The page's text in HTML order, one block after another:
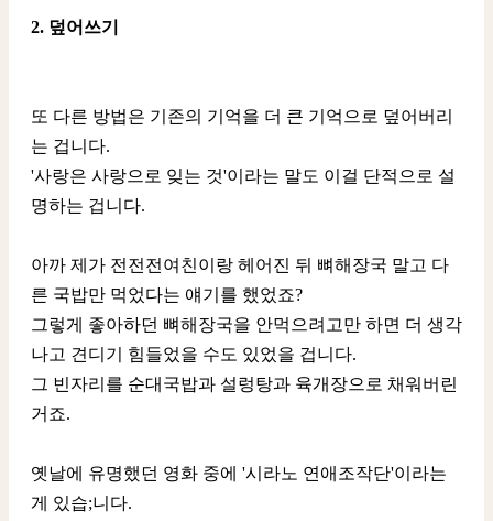
2. 덮어쓰기
또 다른 방법은 기존의 기억을 더 큰 기억으로 덮어버리
는 겁니다.
'사랑은 사랑으로 잊는 것'이라는 말도 이걸 단적으로 설
명하는 겁니다.
아까 제가 전전전여친이랑 헤어진 뒤 뼈해장국 말고 다
른 국밥만 먹었다는 얘기를 했었죠?
그렇게 좋아하던 뼈해장국을 안먹으려고만 하면 더 생각
나고 견디기 힘들었을 수도 있었을 겁니다.
그 빈자리를 순대국밥과 설렁탕과 육개장으로 채워버린
거죠.
옛날에 유명했던 영화 중에 '시라노 연애조작단'이라는
게 있습;니다.